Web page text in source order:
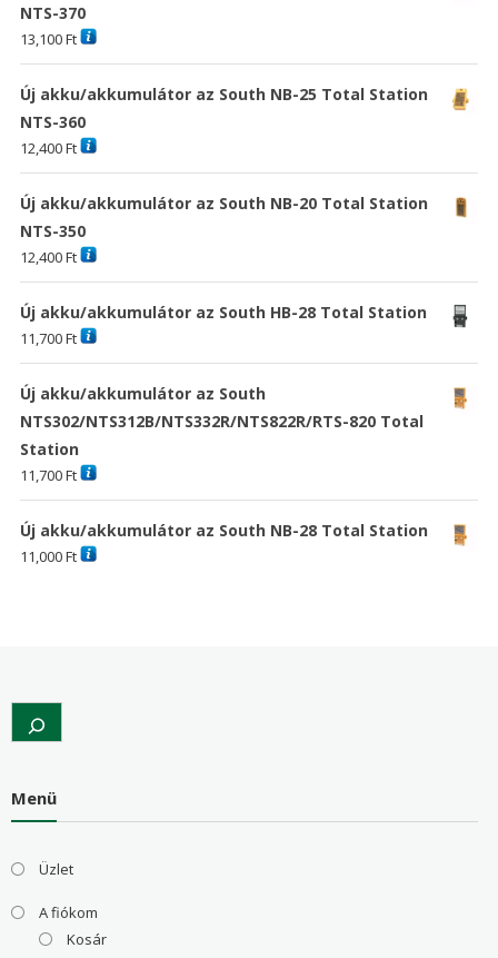
NTS-370
13,100Ft
Új akku/akkumulátor az South NB-25 Total Station
NTS-360
12,400Ft
Új akku/akkumulátor az South NB-20 Total Station
NTS-350
12,400Ft
Új akku/akkumulátor az South HB-28 Total Station
11,700Ft
Új akku/akkumulátor az South
NTS302/NTS312B/NTS332R/NTS822R/RTS-820 Total
Station
11,700Ft
Új akku/akkumulátor az South NB-28 Total Station
11,000Ft
Search
Menü
Üzlet
A fiókom
Kosár